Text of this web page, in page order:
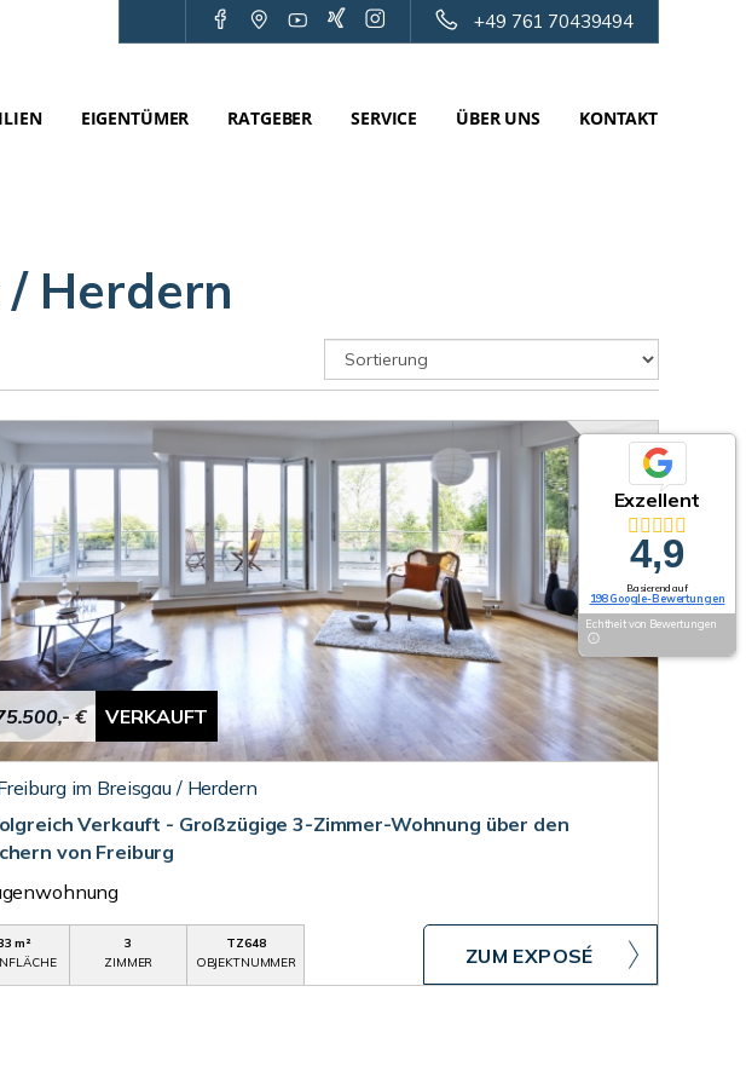
+49 761 70439494
EIGENTÜMER RATGEBER SERVICE ÜBER UNS KONTAKT
Herdern
€ VERKAUFT
im Breisgau / Herdern
Verkauft - Großzügige 3-Zimmer-Wohnung über den
von Freiburg
m²
3
ZIMMER
TZ648
OBJEKTNUMMER
ZUM EXPOSÉ
Exzellent
4,9
Basierend auf
198 Google-Bewertungen
Echtheit von Bewertungen